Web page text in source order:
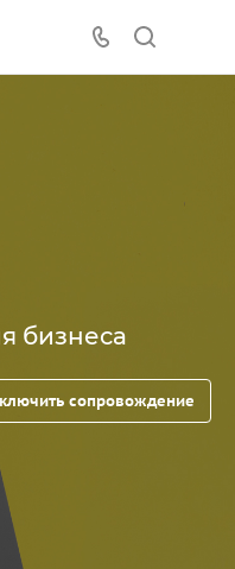
бизнеса
сопровождение